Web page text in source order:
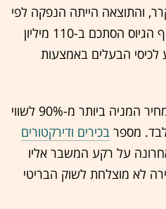
והתוצאה הייתה הנפקה לפי
מחצית מהשווי המבוקש. היקף הגיוס הסתכם ב-110 מיליון
הבעלים באמצעות
עם זאת, מאז ההנפקה צנח מחיר המניה ביותר מ-90% לשווי
בכירים ודירקטורים
על רקע המשבר אליו
לא מוצלחת לשוק הבריטי